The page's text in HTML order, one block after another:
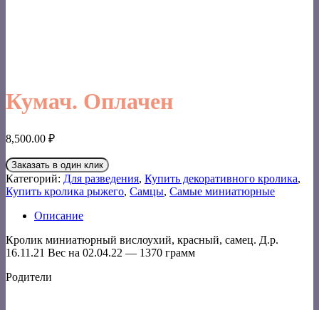
Кумач. Оплачен
8,500.00 ₽
Заказать в один клик
Категорий: Для разведения, Купить декоративного кролика,
Купить кролика рыжего, Самцы, Самые миниатюрные
Описание
Кролик миниатюрный вислоухий, красный, самец. Д.р.
16.11.21 Вес на 02.04.22 — 1370 грамм
Родители